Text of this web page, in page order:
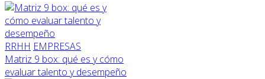
RRHH EMPRESAS
Matriz 9 box: qué es y cómo
evaluar talento y desempeño